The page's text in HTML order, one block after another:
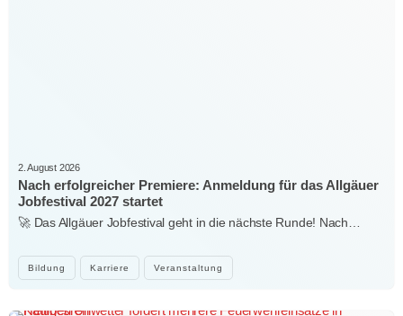
Bildung Karriere Veranstaltung
2. August 2026
Nach erfolgreicher Premiere: Anmeldung für das Allgäuer
Jobfestival 2027 startet
🚀 Das Allgäuer Jobfestival geht in die nächste Runde! Nach…